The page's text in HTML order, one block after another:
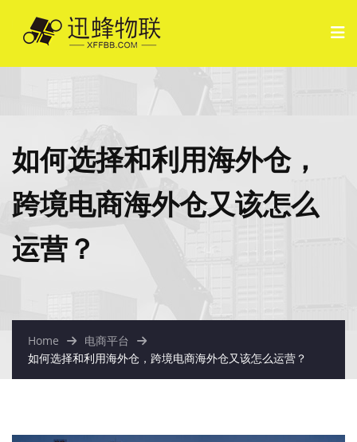
如何选择和利用海外仓，
跨境电商海外仓又该怎么
运营？
Home
电商平台
如何选择和利用海外仓，跨境电商海外仓又该怎么运营？